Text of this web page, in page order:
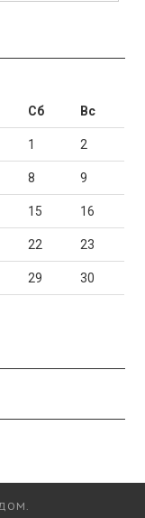
Сб Вс
1 2
8 9
15 16
22 23
29 30